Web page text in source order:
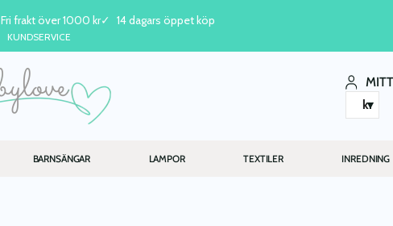
Fri frakt över 1000 kr 14 dagars öppet köp
KUNDSERVICE
kr
BARNSÄNGAR LAMPOR TEXTILER INREDNING